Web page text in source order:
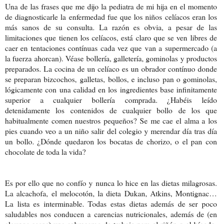
Una de las frases que me dijo la pediatra de mi hija en el momento
de diagnosticarle la enfermedad fue que los niños celíacos eran los
más sanos de su consulta. La razón es obvia, a pesar de las
limitaciones que tienen los celíacos, está claro que se ven libres de
caer en tentaciones contínuas cada vez que van a supermercado (a
la fuerza ahorcan). Véase bollería, galletería, gominolas y productos
preparados. La cocina de un celíaco es un obrador contínuo donde
se preparan bizcochos, galletas, bollos, e incluso pan o gominolas,
lógicamente con una calidad en los ingredientes base infinitamente
superior a cualquier bollería comprada. ¿Habéis leído
detenidamente los contenidos de cualquier bollo de los que
habitualmente comen nuestros pequeños? Se me cae el alma a los
pies cuando veo a un niño salir del colegio y merendar día tras día
un bollo. ¿Dónde quedaron los bocatas de chorizo, o el pan con
chocolate de toda la vida?
Es por ello que no confío y nunca lo hice en las dietas milagrosas.
La alcachofa, el melocotón, la dieta Dukan, Atkins, Montignac…
La lista es interminable. Todas estas dietas además de ser poco
saludables nos conducen a carencias nutricionales, además de (en